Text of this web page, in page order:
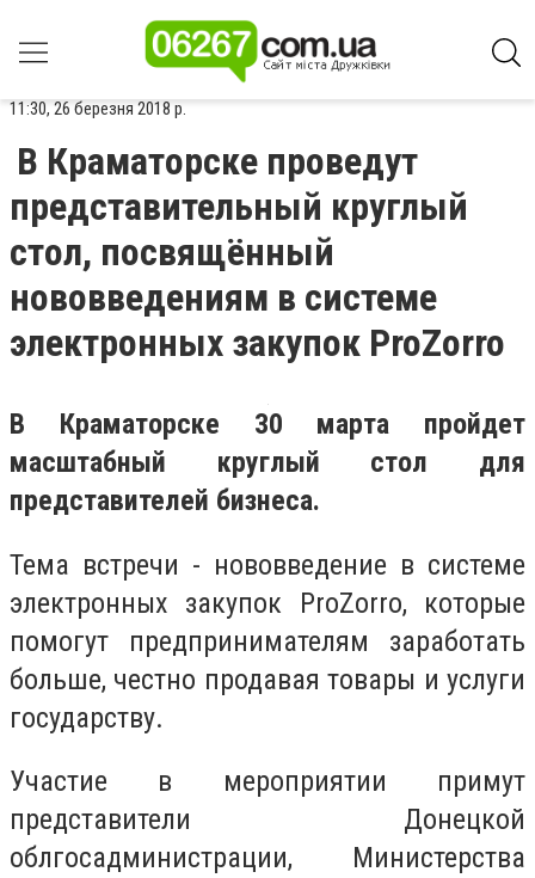
11:30, 26 березня 2018 р.
В Краматорске проведут
представительный круглый
стол, посвящённый
нововведениям в системе
электронных закупок ProZorro
В Краматорске 30 марта пройдет
масштабный круглый стол для
представителей бизнеса.
Тема встречи - нововведение в системе
электронных закупок ProZorro, которые
помогут предпринимателям заработать
больше, честно продавая товары и услуги
государству.
Участие в мероприятии примут
представители Донецкой
облгосадминистрации, Министерства